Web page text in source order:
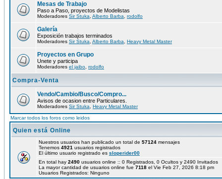
Mesas de Trabajo
Paso a Paso, proyectos de Modelistas
Moderadores Sir Stuka Alberto Barba rodolfo
Galería
Exposición trabajos terminados
Moderadores Sir Stuka Alberto Barba Heavy Metal Master
Proyectos en Grupo
Unete y participa
Moderadores el jaibo rodolfo
Compra-Venta
Vendo/Cambio/Busco/Compro...
Avisos de ocasion entre Particulares.
Moderadores Sir Stuka Heavy Metal Master
Marcar todos los foros como leidos
Quien está Online
Nuestros usuarios han publicado un total de 57124 mensajes
Tenemos 4921 usuarios registrados
El último usuario registrado es sloperider00
En total hay 2490 usuarios online :: 0 Registrados, 0 Ocultos y 2490
La mayor cantidad de usuarios online fue 7118 el Vie Feb 27, 2026 8:18 pm
Usuarios Registrados: Ninguno